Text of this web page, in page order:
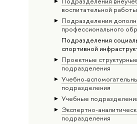
воспитательной работы
Подразделения
профессионального
Подразделения
спортивной
Проектные структурные
подразделения
Учебно-
подразделения
Учебные
Экспертно-
подразделения